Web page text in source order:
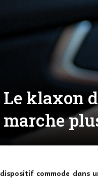
Le klaxon
marche
dispositif commode dans